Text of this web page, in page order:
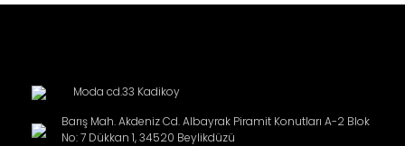
Moda cd.33 Kadikoy
Barış Mah. Akdeniz Cd. Albayrak Piramit Konutları A-2 Blok
No: 7 Dükkan 1, 34520 Beylikdüzü